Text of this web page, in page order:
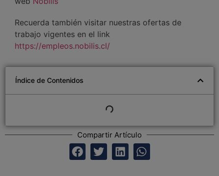
Recuerda también visitar nuestras ofertas de
trabajo vigentes en el link
https://empleos.nobilis.cl/
Índice de Contenidos
Compartir Artículo